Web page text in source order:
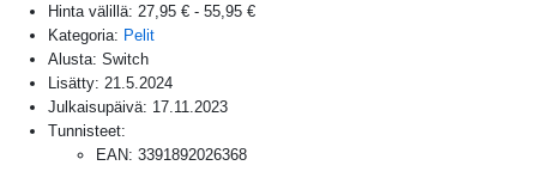
Hinta välillä: 27,95 € - 55,95 €
Kategoria: Pelit
Alusta: Switch
Lisätty: 21.5.2024
Julkaisupäivä: 17.11.2023
Tunnisteet:
EAN: 3391892026368